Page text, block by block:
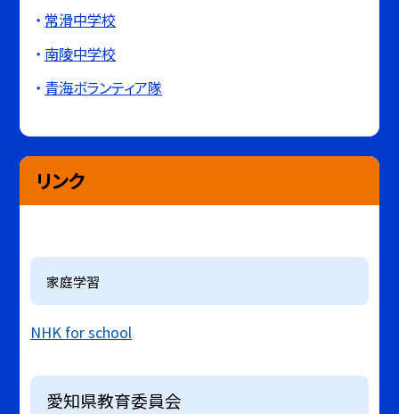
常滑中学校
南陵中学校
青海ボランティア隊
リンク
家庭学習
NHK for school
愛知県教育委員会